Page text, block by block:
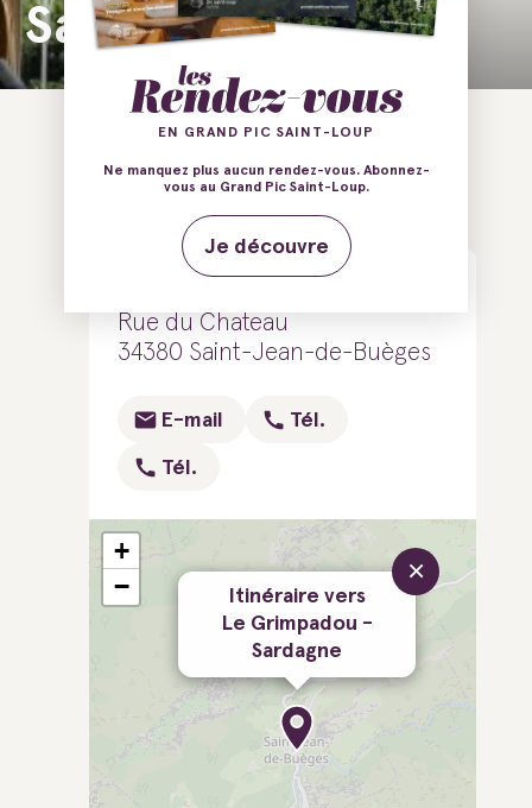
Sardagne
Ajouter au carnet de voyage
Rue du Chateau
34380 Saint-Jean-de-Buèges
E-mail Tél.
Tél.
Itinéraire vers
Le Grimpadou -
Sardagne
×
+
−
EN GRAND PIC SAINT-LOUP
Ne manquez plus aucun rendez-vous. Abonnez-
vous au Grand Pic Saint-Loup.
Je découvre